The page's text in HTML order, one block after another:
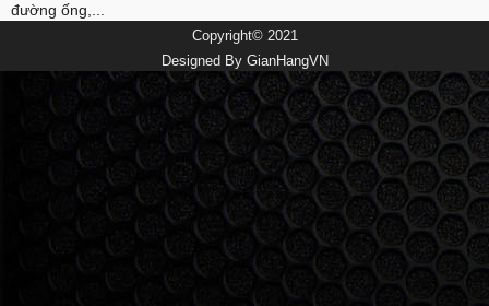
đường ống,...
Copyright© 2021
Designed By GianHangVN